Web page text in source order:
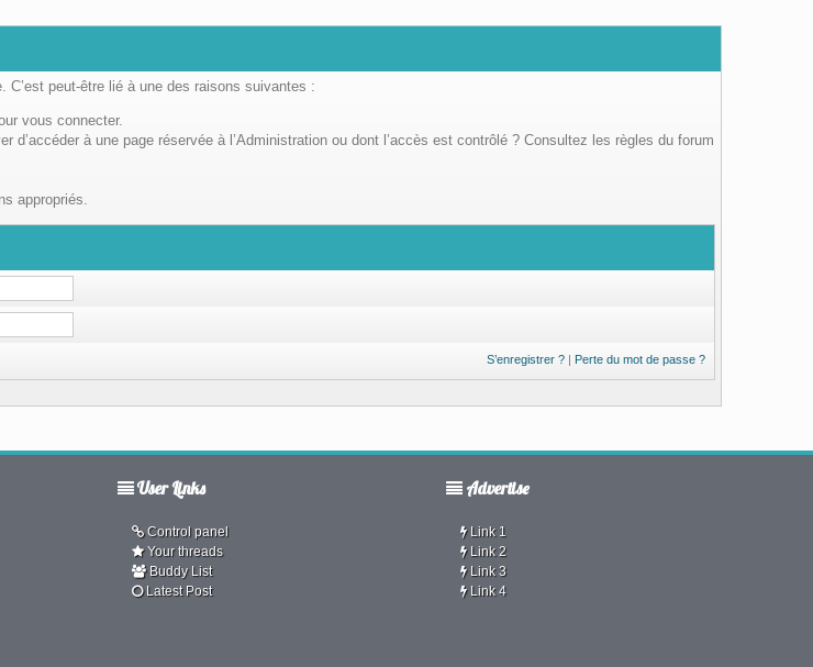
C’est peut-être lié à une des raisons suivantes :
vous connecter.
d’accéder à une page réservée à l’Administration ou dont l’accès est contrôlé ? Consultez les règles du forum
appropriés.
S’enregistrer ?| Perte du mot de passe ?
User Links
Control panel
Your threads
Buddy List
Latest Post
Advertise
Link 1
Link 2
Link 3
Link 4